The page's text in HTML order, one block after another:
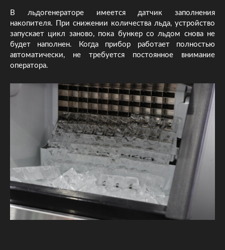
В льдогенераторе имеется датчик заполнения
накопителя. При снижении количества льда, устройство
запускает цикл заново, пока бункер со льдом снова не
будет наполнен. Когда прибор работает полностью
автоматически, не требуется постоянное внимание
оператора.